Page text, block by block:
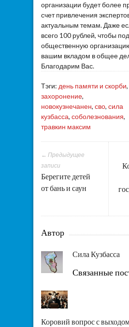
организации будет более
счет привлечения
актуальным темам. Даже
всего 100 рублей, чтобы
общественную
вашим вкладом в общее
Благодарим Вас.
Тэги: день памяти и скорби,
захоронение,
новокузнечанен, сво, сила
кузбасса, соболезнования,
травкин максим
← Предыдущее
записи
Берегите детей
от бань и саун
Автор
Сила Кузбасса
Связанные
Коровий вопрос с